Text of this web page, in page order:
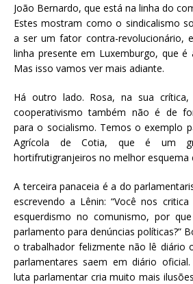
João Bernardo, que está na linha do
Estes mostram como o sindicalismo
a ser um fator contra-revolucionário,
linha presente em Luxemburgo, que é
Mas isso vamos ver mais adiante.
Há outro lado. Rosa, na sua crítica,
cooperativismo também não é de
para o socialismo. Temos o exemplo
Agrícola de Cotia, que é um
hortifrutigranjeiros no melhor esquema
A terceira panaceia é a do
escrevendo a Lênin: “Você nos
esquerdismo no comunismo, por
parlamento para denúncias políticas?”
o trabalhador felizmente não lê diário
parlamentares saem em diário
luta parlamentar cria muito mais